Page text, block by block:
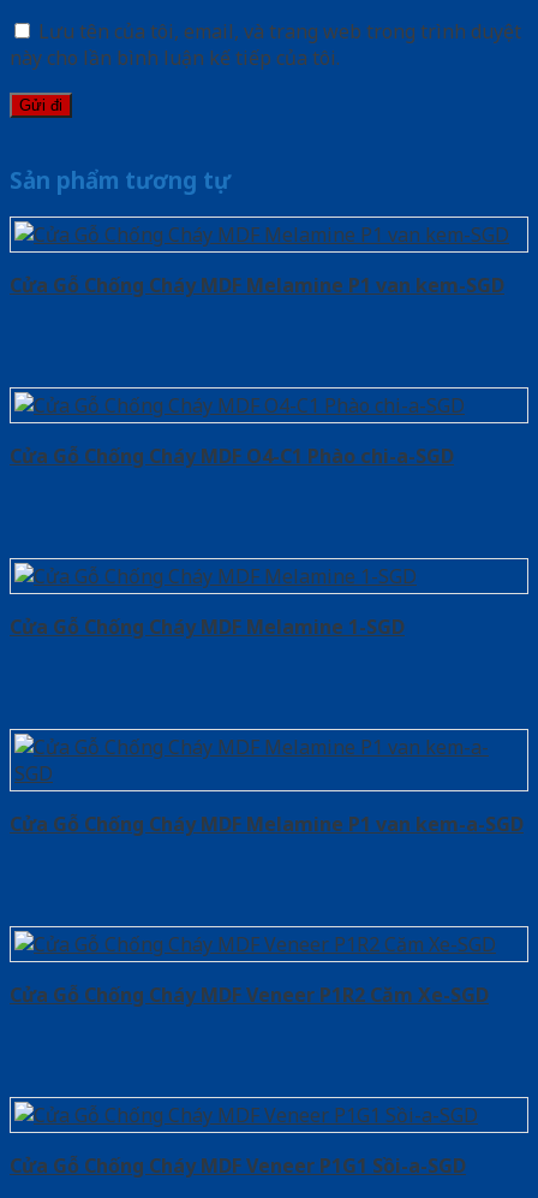
Lưu tên của tôi, email, và trang web trong trình duyệt
này cho lần bình luận kế tiếp của tôi.
Sản phẩm tương tự
Cửa Gỗ Chống Cháy MDF Melamine P1 van kem-SGD
Cửa Gỗ Chống Cháy MDF O4-C1 Phào chi-a-SGD
Cửa Gỗ Chống Cháy MDF Melamine 1-SGD
Cửa Gỗ Chống Cháy MDF Melamine P1 van kem-a-SGD
Cửa Gỗ Chống Cháy MDF Veneer P1R2 Căm Xe-SGD
Cửa Gỗ Chống Cháy MDF Veneer P1G1 Sồi-a-SGD